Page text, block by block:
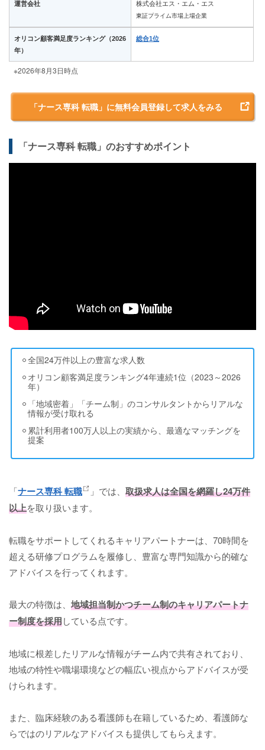
運営会社 株式会社エス・エム・エス
東証プライム市場上場企業
オリコン顧客満足度ランキング（2026
年）
総合1位
※2026年8月3日時点
「ナース専科 転職」に無料会員登録して求人をみる
「ナース専科 転職」のおすすめポイント
全国24万件以上の豊富な求人数
オリコン顧客満足度ランキング4年連続1位（2023～2026
年）
「地域密着」「チーム制」のコンサルタントからリアルな
情報が受け取れる
累計利用者100万人以上の実績から、最適なマッチングを
提案
「ナース専科 転職 」では、 取扱求人は全国を網羅し24万件
以上を取り扱います。
転職をサポートしてくれるキャリアパートナーは、70時間を
超える研修プログラムを履修し、豊富な専門知識から的確な
アドバイスを行ってくれます。
最大の特徴は、 地域担当制かつチーム制のキャリアパートナ
ー制度を採用している点です。
地域に根差したリアルな情報がチーム内で共有されており、
地域の特性や職場環境などの幅広い視点からアドバイスが受
けられます。
また、臨床経験のある看護師も在籍しているため、看護師な
らではのリアルなアドバイスも提供してもらえます。